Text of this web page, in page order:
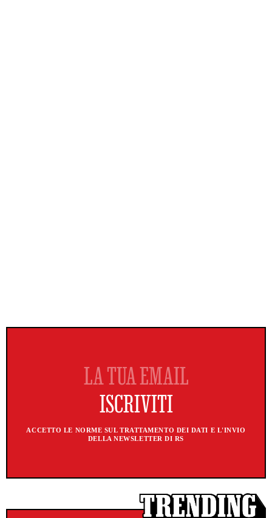
ACCETTO LE NORME SUL TRATTAMENTO DEI DATI E L'INVIO
DELLA NEWSLETTER DI RS